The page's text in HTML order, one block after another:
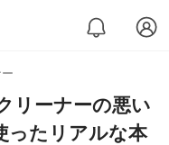
リーナーの悪い
ったリアルな本